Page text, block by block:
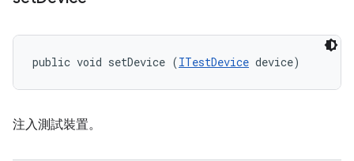
public void setDevice (ITestDevice device)
注入測試裝置。